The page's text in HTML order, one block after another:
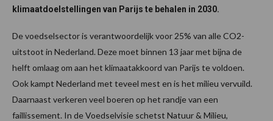
klimaatdoelstellingen van Parijs te behalen in 2030.
De voedselsector is verantwoordelijk voor 25% van alle CO2-
uitstoot in Nederland. Deze moet binnen 13 jaar met bijna de
helft omlaag om aan het klimaatakkoord van Parijs te voldoen.
Ook kampt Nederland met teveel mest en is het milieu vervuild.
Daarnaast verkeren veel boeren op het randje van een
faillissement. In de Voedselvisie schetst Natuur & Milieu,